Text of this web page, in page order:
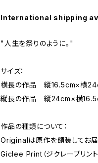
International shipping
"人生を祭りのように。"
サイズ：
横長の作品 縦16.5cm×横
縦長の作品 縦24cm×横
作品の種類について：
Originalは原作を額装してお届
Giclee Print（ジクレープリン